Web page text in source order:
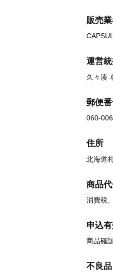
販売
運営
久々湊
郵便
060-
住所
北海道
商品
消費税
申込
商品確
不良品